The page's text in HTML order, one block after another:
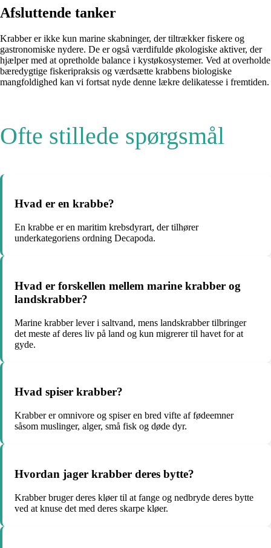
Afsluttende tanker
Krabber er ikke kun marine skabninger, der tiltrækker fiskere og
gastronomiske nydere. De er også værdifulde økologiske aktiver, der
hjælper med at opretholde balance i kystøkosystemer. Ved at overholde
bæredygtige fiskeripraksis og værdsætte krabbens biologiske
mangfoldighed kan vi fortsat nyde denne lækre delikatesse i fremtiden.
Ofte stillede spørgsmål
Hvad er en krabbe?
En krabbe er en maritim krebsdyrart, der tilhører
underkategoriens ordning Decapoda.
Hvad er forskellen mellem marine krabber og
landskrabber?
Marine krabber lever i saltvand, mens landskrabber tilbringer
det meste af deres liv på land og kun migrerer til havet for at
gyde.
Hvad spiser krabber?
Krabber er omnivore og spiser en bred vifte af fødeemner
såsom muslinger, alger, små fisk og døde dyr.
Hvordan jager krabber deres bytte?
Krabber bruger deres kløer til at fange og nedbryde deres bytte
ved at knuse det med deres skarpe kløer.